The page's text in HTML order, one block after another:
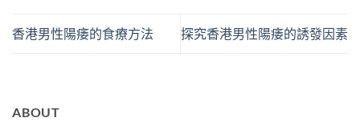
香港男性陽痿的食療方法 探究香港男性陽痿的誘發因素
ABOUT